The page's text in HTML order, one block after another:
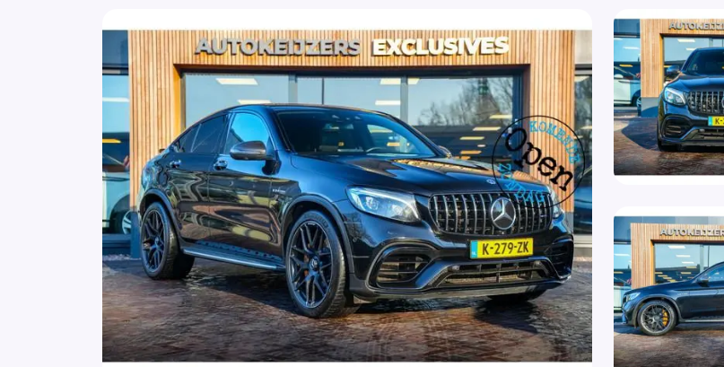
Autonomous Emergency Braking
Bandenspanningscontrolesysteem
Bestuurdersairbag
Binnenspiegel automatisch dimmend
Bluetooth telefoonvoorbereiding
Bots herkenning en activatie
Brake Assist System
Buitenspiegel(s) automatisch dimmend
Buitenspiegels elektrisch inklapbaar
Buitenspiegels elektrisch verstel- en
verwarmbaar
Buitenspiegels met verlichting
Burmester
Carbonafwerking interieur
Hoofd airbag(s) voor
Keramische remmen
Keramische remschijven
Keyless-Go pakket
Keyless entry
Keyless Go/ Entry
Keyless start
Knie airbag(s)
Kruisend verkeer detectie
LED achterlichten
LED dagrijverlichting
Lederen bekleding
Lederen interieurdelen